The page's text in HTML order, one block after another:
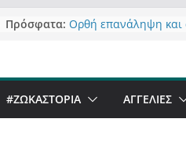
Πρόσφατα: Ορθή επανάληψη
Sky στην Καστοριά;
Πόσο σανό να
#ZΩΚΑΣΤΟΡΙΑ ΑΓΓΕΛΙΕΣ